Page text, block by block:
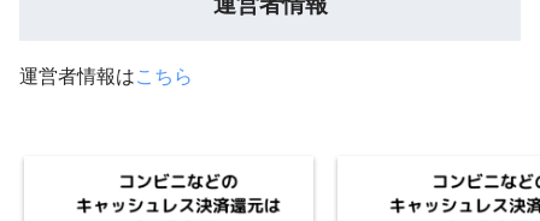
運営者情報はこちら